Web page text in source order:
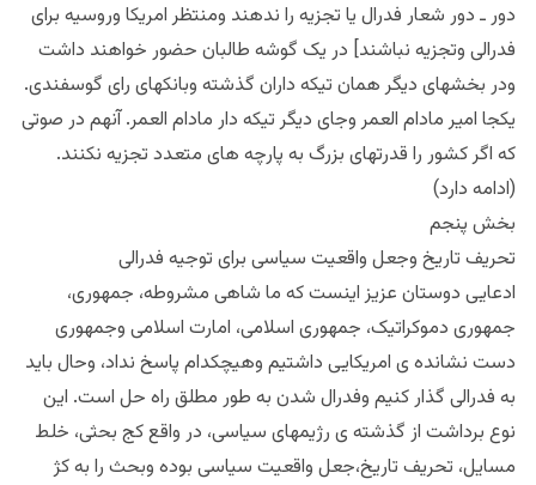
دور ـ دور شعار فدرال یا تجزیه را ندهند ومنتظر امریکا وروسیه برای
فدرالی وتجزیه نباشند] در یک گوشه طالبان حضور خواهند داشت
ودر بخشهای دیگر همان تیکه داران گذشته وبانکهای رای گوسفندی.
یکجا امیر مادام العمر وجای دیگر تیکه دار مادام العمر. آنهم در صوتی
که اگر کشور را قدرتهای بزرگ به پارچه های متعدد تجزیه نکنند.
(ادامه دارد)
بخش پنجم
تحریف تاریخ وجعل واقعیت سیاسی برای توجیه فدرالی
ادعایی دوستان عزیز اینست که ما شاهی مشروطه، جمهوری،
جمهوری دموکراتیک، جمهوری اسلامی، امارت اسلامی وجمهوری
دست نشانده ی امریکایی داشتیم وهیچکدام پاسخ نداد، وحال باید
به فدرالی گذار کنیم وفدرال شدن به طور مطلق راه حل است. این
نوع برداشت از گذشته ی رژیمهای سیاسی، در واقع کج بحثی، خلط
مسایل، تحریف تاریخ،جعل واقعیت سیاسی بوده وبحث را به کژ